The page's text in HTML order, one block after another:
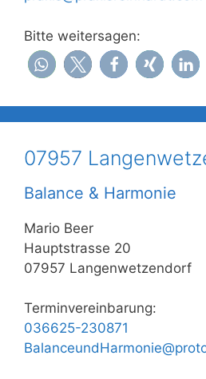
Bitte weitersagen:
07957
Balance & Harmonie
Mario Beer
Hauptstrasse 20
07957 Langenwetzendorf
Terminvereinbarung:
036625-230871